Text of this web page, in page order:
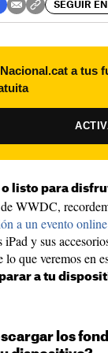
SEGUIR EN
a tus
o listo para
WWDC,
a un evento
iPad y sus
lo que veremos en
a tu
los